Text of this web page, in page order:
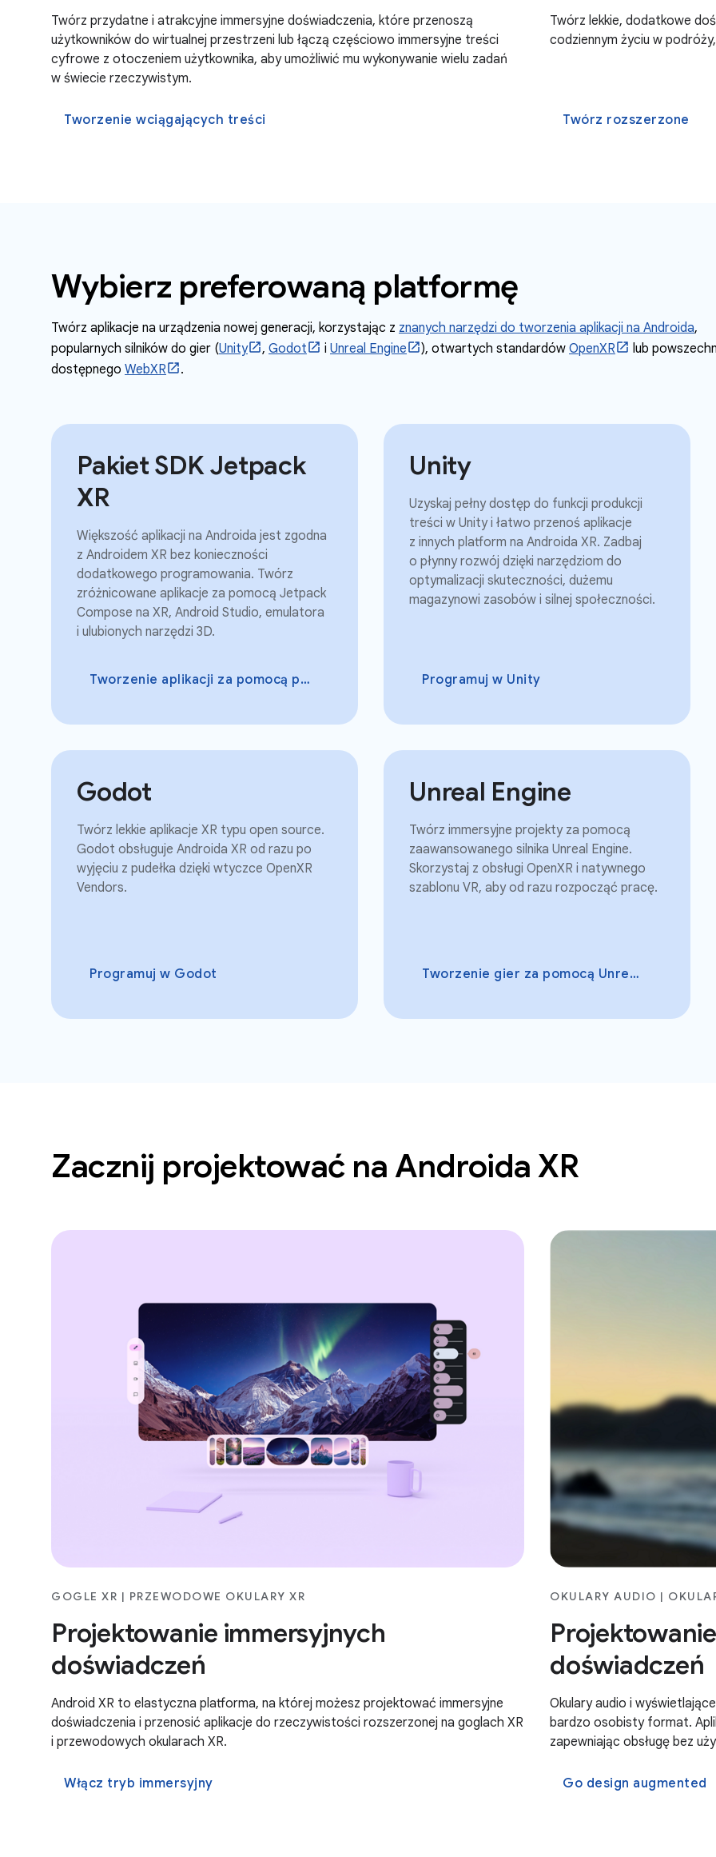
Twórz przydatne i atrakcyjne immersyjne doświadczenia, które przenoszą
użytkowników do wirtualnej przestrzeni lub łączą częściowo immersyjne treści
cyfrowe z otoczeniem użytkownika, aby umożliwić mu wykonywanie wielu zadań
w świecie rzeczywistym.
Tworzenie wciągających treści
Twórz lekkie, dodatkowe
codziennym życiu w
Twórz rozszerzone
Wybierz preferowaną platformę
Twórz aplikacje na urządzenia nowej generacji, korzystając z znanych narzędzi do tworzenia aplikacji na Androida,
popularnych silników do gier (Unity , Godot i Unreal Engine ), otwartych standardów OpenXR
lub
dostępnego WebXR .
Pakiet SDK Jetpack
XR
Większość aplikacji na Androida jest zgodna
z Androidem XR bez konieczności
dodatkowego programowania. Twórz
zróżnicowane aplikacje za pomocą Jetpack
Compose na XR, Android Studio, emulatora
i ulubionych narzędzi 3D.
Tworzenie aplikacji za pomocą pakietu Jetpack XR SDK
Unity
Uzyskaj pełny dostęp do funkcji produkcji
treści w Unity i łatwo przenoś aplikacje
z innych platform na Androida XR. Zadbaj
o płynny rozwój dzięki narzędziom do
optymalizacji skuteczności, dużemu
magazynowi zasobów i silnej społeczności.
Programuj w Unity
Godot
Twórz lekkie aplikacje XR typu open source.
Godot obsługuje Androida XR od razu po
wyjęciu z pudełka dzięki wtyczce OpenXR
Vendors.
Programuj w Godot
Unreal Engine
Twórz immersyjne projekty za pomocą
zaawansowanego silnika Unreal Engine.
Skorzystaj z obsługi OpenXR i natywnego
szablonu VR, aby od razu rozpocząć pracę.
Tworzenie gier za pomocą Unreal Engine
Zacznij projektować na Androida XR
GOGLE XR | PRZEWODOWE OKULARY XR
Projektowanie immersyjnych
doświadczeń
Android XR to elastyczna platforma, na której możesz projektować immersyjne
doświadczenia i przenosić aplikacje do rzeczywistości rozszerzonej na goglach XR
i przewodowych okularach XR.
Włącz tryb immersyjny
OKULARY AUDIO |
doświadczeń
Okulary audio i
bardzo osobisty format.
zapewniając obsługę bez
Go design augmented